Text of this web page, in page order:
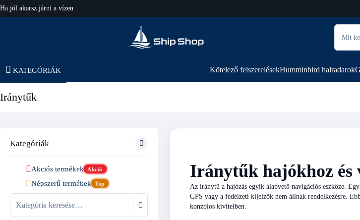
hajo-felszereles.hu
KATEGÓRIÁK Kötelező felszerelésekHumminbird halradarok
Iránytűk
Kategóriák
Akciós termékek Akció
Népszerű termékek Top
Iránytűk hajókhoz és
Az iránytű a hajózás egyik alapvető navigációs eszköze.
GPS vagy a fedélzeti kijelzők nem állnak rendelkezésre.
konzolos kivitelben.